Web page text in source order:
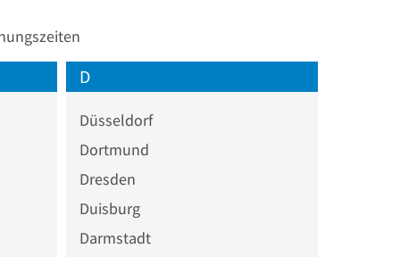
D
Düsseldorf
Dortmund
Dresden
Duisburg
Darmstadt